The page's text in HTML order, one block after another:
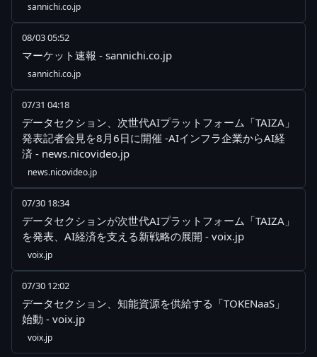
sannichi.co.jp
08/03 05:52
マーケット速報 - sannichi.co.jp
sannichi.co.jp
07/31 04:18
データセクション、次世代AIプラットフォーム「TAIZA」
発表記者会見を8月6日に開催 -AIインフラ企業からAI経
済 - news.nicovideo.jp
news.nicovideo.jp
07/30 18:34
データセクションが次世代AIプラットフォーム「TAIZA」
を発表、AI経済を支える新戦略の展開 - voix.jp
voix.jp
07/30 12:02
データセクション、知能資源を供給する「TOKENaaS」
始動 - voix.jp
voix.jp